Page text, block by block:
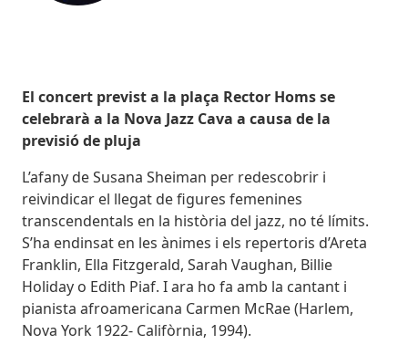
Body
El concert previst a la plaça Rector Homs se
celebrarà a la Nova Jazz Cava a causa de la
previsió de pluja
L’afany de Susana Sheiman per redescobrir i
reivindicar el llegat de figures femenines
transcendentals en la història del jazz, no té límits.
S’ha endinsat en les ànimes i els repertoris d’Areta
Franklin, Ella Fitzgerald, Sarah Vaughan, Billie
Holiday o Edith Piaf. I ara ho fa amb la cantant i
pianista afroamericana Carmen McRae (Harlem,
Nova York 1922- Califòrnia, 1994).